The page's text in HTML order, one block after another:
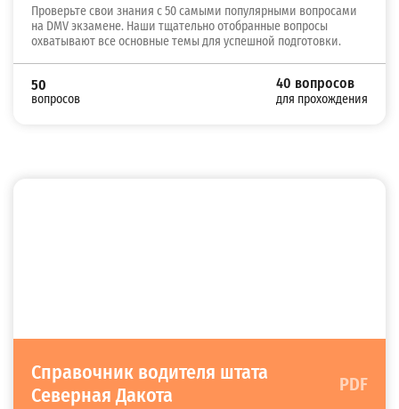
Проверьте свои знания с 50 самыми популярными вопросами
на DMV экзамене. Наши тщательно отобранные вопросы
охватывают все основные темы для успешной подготовки.
50
вопросов
40 вопросов
для прохождения
Справочник водителя штата
Северная Дакота
PDF